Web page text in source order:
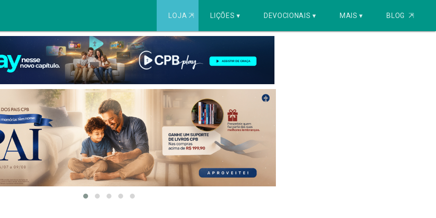
LOJA ⇱ LIÇÕES ▾ DEVOCIONAIS ▾ MAIS ▾ BLOG ⇱